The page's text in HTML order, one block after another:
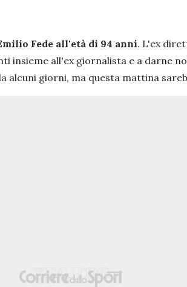
Fede all'età di 94 anni. L'ex
insieme all'ex giornalista e a darne
alcuni giorni, ma questa mattina